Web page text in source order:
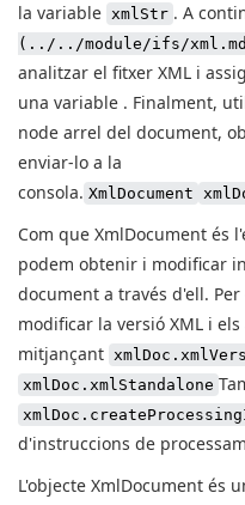
la variable xmlStr . A
(../../module/ifs/
analitzar el fitxer XML i
una variable . Finalment,
node arrel del document,
enviar-lo a la
consola. XmlDocument
Com que XmlDocument és
podem obtenir i modificar
document a través d'ell.
modificar la versió XML i
mitjançant
xmlDoc.xmlStandalone
d'instruccions de
L'objecte XmlDocument és